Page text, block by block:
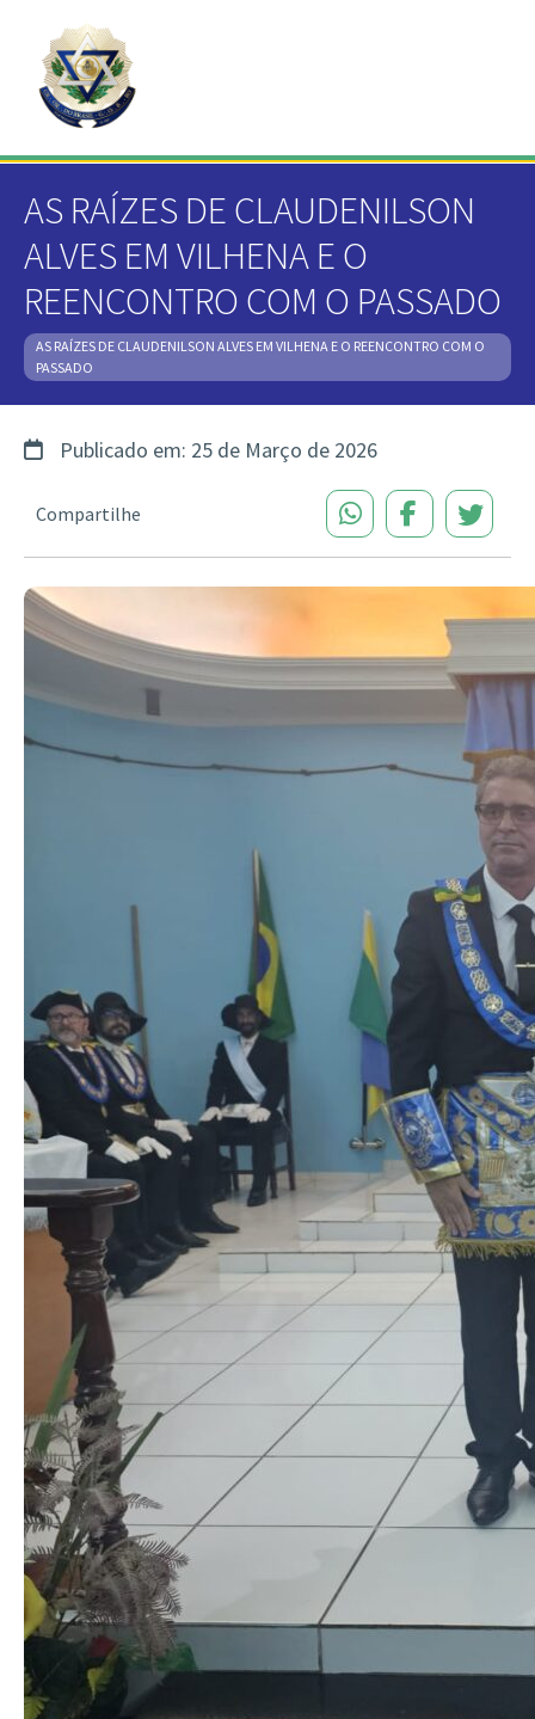
AS RAÍZES DE CLAUDENILSON
ALVES EM VILHENA E O
REENCONTRO COM O PASSADO
AS RAÍZES DE CLAUDENILSON ALVES EM VILHENA E O REENCONTRO COM O
PASSADO
Publicado em: 25 de Março de 2026
Compartilhe